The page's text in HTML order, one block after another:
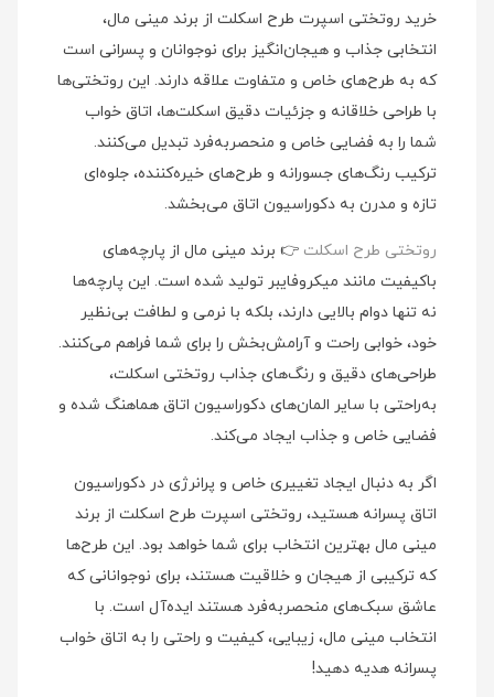
خرید روتختی اسپرت طرح اسکلت از برند مینی‌ مال،
انتخابی جذاب و هیجان‌انگیز برای نوجوانان و پسرانی است
که به طرح‌های خاص و متفاوت علاقه دارند. این روتختی‌ها
با طراحی خلاقانه و جزئیات دقیق اسکلت‌ها، اتاق خواب
شما را به فضایی خاص و منحصربه‌فرد تبدیل می‌کنند.
ترکیب رنگ‌های جسورانه و طرح‌های خیره‌کننده، جلوه‌ای
تازه و مدرن به دکوراسیون اتاق می‌بخشد.
روتختی طرح اسکلت 👉 برند مینی‌ مال از پارچه‌های
باکیفیت مانند میکروفایبر تولید شده است. این پارچه‌ها
نه تنها دوام بالایی دارند، بلکه با نرمی و لطافت بی‌نظیر
خود، خوابی راحت و آرامش‌بخش را برای شما فراهم می‌کنند.
طراحی‌های دقیق و رنگ‌های جذاب روتختی اسکلت،
به‌راحتی با سایر المان‌های دکوراسیون اتاق هماهنگ شده و
فضایی خاص و جذاب ایجاد می‌کند.
اگر به دنبال ایجاد تغییری خاص و پرانرژی در دکوراسیون
اتاق پسرانه هستید، روتختی اسپرت طرح اسکلت از برند
مینی‌ مال بهترین انتخاب برای شما خواهد بود. این طرح‌ها
که ترکیبی از هیجان و خلاقیت هستند، برای نوجوانانی که
عاشق سبک‌های منحصربه‌فرد هستند ایده‌آل است. با
انتخاب مینی‌ مال، زیبایی، کیفیت و راحتی را به اتاق خواب
پسرانه هدیه دهید!